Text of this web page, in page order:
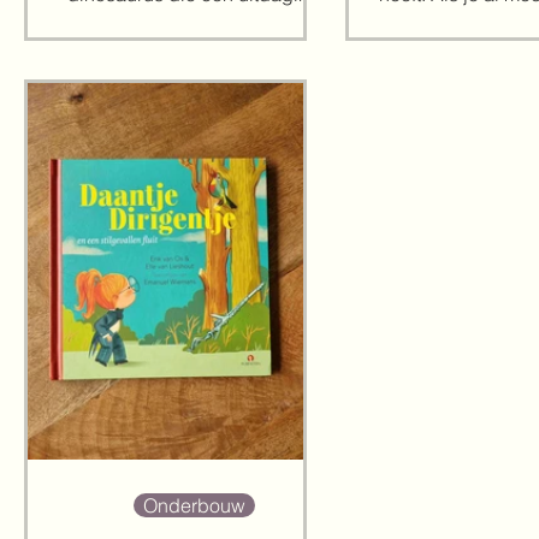
voetballen', krijgen kinderen
een goed beeld van wat er
allemaal bij voetbal komt kijken.
Maar dat niet alleen, het geeft
ook goed weer dat iedereen
een ander talent heeft en dat
samenspel ontzettend
belangrijk is. In het verhaal
draait het om de kleine Tiny die
wil gaan voetballen. Het is
namelijk zijn lievelings
Onderbouw